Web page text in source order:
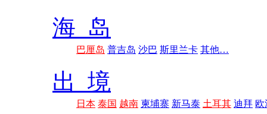
海 岛
巴厘岛 普吉岛 沙巴 斯里兰卡 其他…
出 境
日本 泰国 越南 柬埔寨 新马泰 土耳其 迪拜 欧